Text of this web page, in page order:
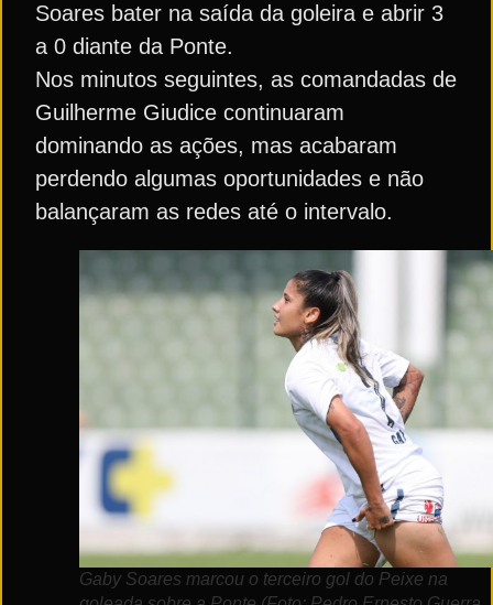
Soares bater na saída da goleira e abrir 3
a 0 diante da Ponte.
Nos minutos seguintes, as comandadas de
Guilherme Giudice continuaram
dominando as ações, mas acabaram
perdendo algumas oportunidades e não
balançaram as redes até o intervalo.
Gaby Soares marcou o terceiro gol do Peixe na